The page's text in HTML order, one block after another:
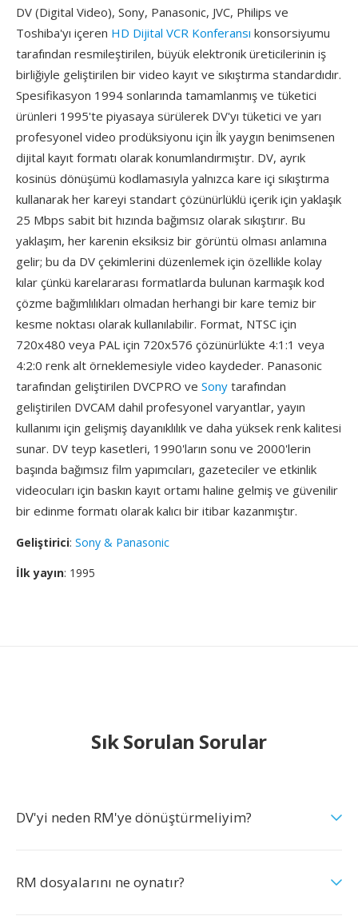
DV (Digital Video), Sony, Panasonic, JVC, Philips ve
Toshiba'yı içeren HD Dijital VCR Konferansı konsorsiyumu
tarafından resmileştirilen, büyük elektronik üreticilerinin iş
birliğiyle geliştirilen bir video kayıt ve sıkıştırma standardıdır.
Spesifikasyon 1994 sonlarında tamamlanmış ve tüketici
ürünleri 1995'te piyasaya sürülerek DV'yı tüketici ve yarı
profesyonel video prodüksiyonu için i̇lk yaygın benimsenen
dijital kayıt formatı olarak konumlandırmıştır. DV, ayrık
kosinüs dönüşümü kodlamasıyla yalnızca kare içi sıkıştırma
kullanarak her kareyi standart çözünürlüklü içerik için yaklaşık
25 Mbps sabit bit hızında bağımsız olarak sıkıştırır. Bu
yaklaşım, her karenin eksiksiz bir görüntü olması anlamına
gelir; bu da DV çekimlerini düzenlemek için özellikle kolay
kılar çünkü karelararası formatlarda bulunan karmaşık kod
çözme bağımlılıkları olmadan herhangi bir kare temiz bir
kesme noktası olarak kullanılabilir. Format, NTSC için
720x480 veya PAL için 720x576 çözünürlükte 4:1:1 veya
4:2:0 renk alt örneklemesiyle video kaydeder. Panasonic
tarafından geliştirilen DVCPRO ve Sony tarafından
geliştirilen DVCAM dahil profesyonel varyantlar, yayın
kullanımı için gelişmiş dayanıklılık ve daha yüksek renk kalitesi
sunar. DV teyp kasetleri, 1990'ların sonu ve 2000'lerin
başında bağımsız film yapımcıları, gazeteciler ve etkinlik
videocuları için baskın kayıt ortamı haline gelmiş ve güvenilir
bir edinme formatı olarak kalıcı bir itibar kazanmıştır.
Geliştirici: Sony & Panasonic
İlk yayın: 1995
Sık Sorulan Sorular
DV'yi neden RM'ye dönüştürmeliyim?
RM dosyalarını ne oynatır?